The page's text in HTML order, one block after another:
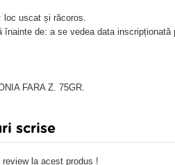
loc uscat și răcoros.
înainte de: a se vedea data inscripționată
FARA Z. 75GR.
scrise
la acest produs !